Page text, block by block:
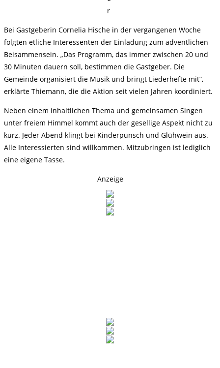
r
Bei Gastgeberin Cornelia Hische in der vergangenen Woche
folgten etliche Interessenten der Einladung zum adventlichen
Beisammensein. „Das Programm, das immer zwischen 20 und
30 Minuten dauern soll, bestimmen die Gastgeber. Die
Gemeinde organisiert die Musik und bringt Liederhefte mit“,
erklärte Thiemann, die die Aktion seit vielen Jahren koordiniert.
Neben einem inhaltlichen Thema und gemeinsamen Singen
unter freiem Himmel kommt auch der gesellige Aspekt nicht zu
kurz. Jeder Abend klingt bei Kinderpunsch und Glühwein aus.
Alle Interessierten sind willkommen. Mitzubringen ist lediglich
eine eigene Tasse.
Anzeige